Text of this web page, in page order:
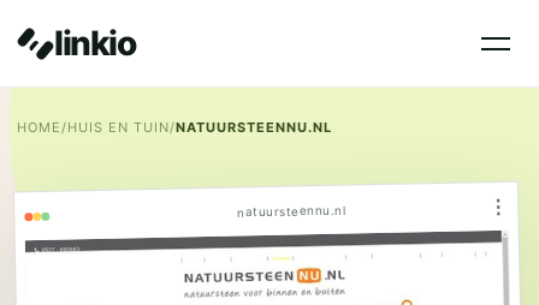
linkio
HOME/HUIS EN TUIN/NATUURSTEENNU.NL
natuursteennu.nl ⋮